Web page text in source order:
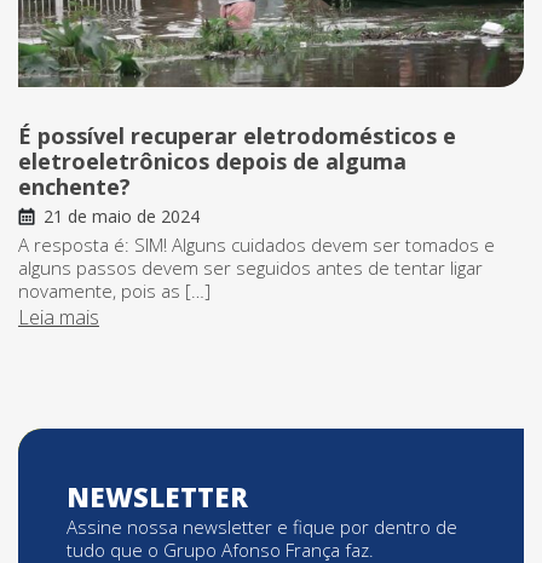
É possível recuperar eletrodomésticos e
eletroeletrônicos depois de alguma
enchente?
21 de maio de 2024
A resposta é: SIM! Alguns cuidados devem ser tomados e
alguns passos devem ser seguidos antes de tentar ligar
novamente, pois as […]
Leia mais
NEWSLETTER
Assine nossa newsletter e fique por dentro de
tudo que o Grupo Afonso França faz.